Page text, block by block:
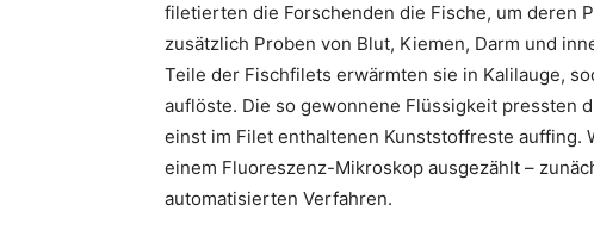
filetierten die Forschenden die Fische, um deren
zusätzlich Proben von Blut, Kiemen, Darm und
Teile der Fischfilets erwärmten sie in Kalilauge,
auflöste. Die so gewonnene Flüssigkeit pressten
einst im Filet enthaltenen Kunststoffreste auffing.
einem Fluoreszenz-Mikroskop ausgezählt –
automatisierten Verfahren.